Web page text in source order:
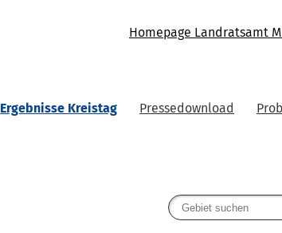
Homepage Landratsamt
Ergebnisse Kreistag Pressedownload